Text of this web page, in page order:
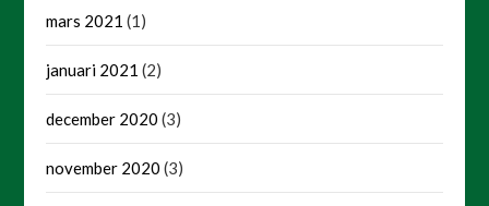
mars 2021 (1)
januari 2021 (2)
december 2020 (3)
november 2020 (3)